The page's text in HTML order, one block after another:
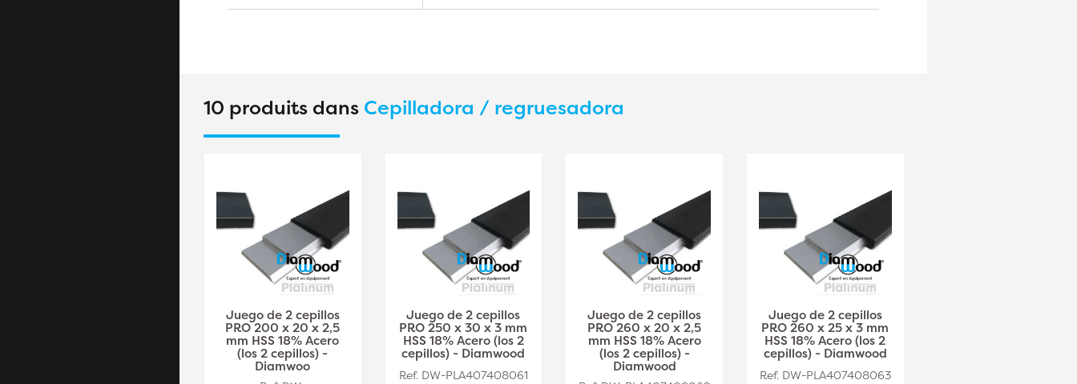
10 produits dans Cepilladora / regruesadora
Juego de 2 cepillos
PRO 200 x 20 x 2,5
mm HSS 18% Acero
(los 2 cepillos) -
Diamwoo
Juego de 2 cepillos
PRO 250 x 30 x 3 mm
HSS 18% Acero (los 2
cepillos) - Diamwood
Ref. DW-PLA407408061
Juego de 2 cepillos
PRO 260 x 20 x 2,5
mm HSS 18% Acero
(los 2 cepillos) -
Diamwood
Juego de 2 cepillos
PRO 260 x 25 x 3 mm
HSS 18% Acero (los 2
cepillos) - Diamwood
Ref. DW-PLA407408063